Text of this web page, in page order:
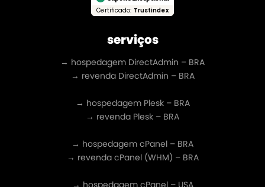
Certificado: Trustindex
serviços
→ hospedagem DirectAdmin – BRA
→ revenda DirectAdmin – BRA
→ hospedagem Plesk – BRA
→ revenda Plesk – BRA
→ hospedagem cPanel – BRA
→ revenda cPanel (WHM) – BRA
→ hospedagem cPanel – USA